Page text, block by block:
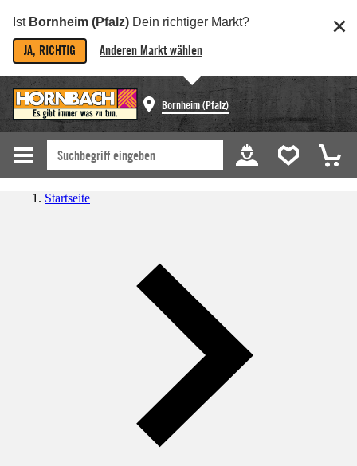
Ist Bornheim (Pfalz) Dein richtiger Markt?
JA, RICHTIG Anderen Markt wählen
Bornheim (Pfalz)
Startseite